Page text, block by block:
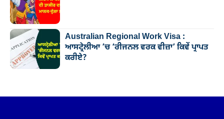
Australian Regional Work Visa :
ਆਸਟ੍ਰੇਲੀਆ ’ਚ ‘ਰੀਜਨਲ ਵਰਕ ਵੀਜ਼ਾ’ ਕਿਵੇਂ ਪ੍ਰਾਪਤ
ਕਰੀਏ?